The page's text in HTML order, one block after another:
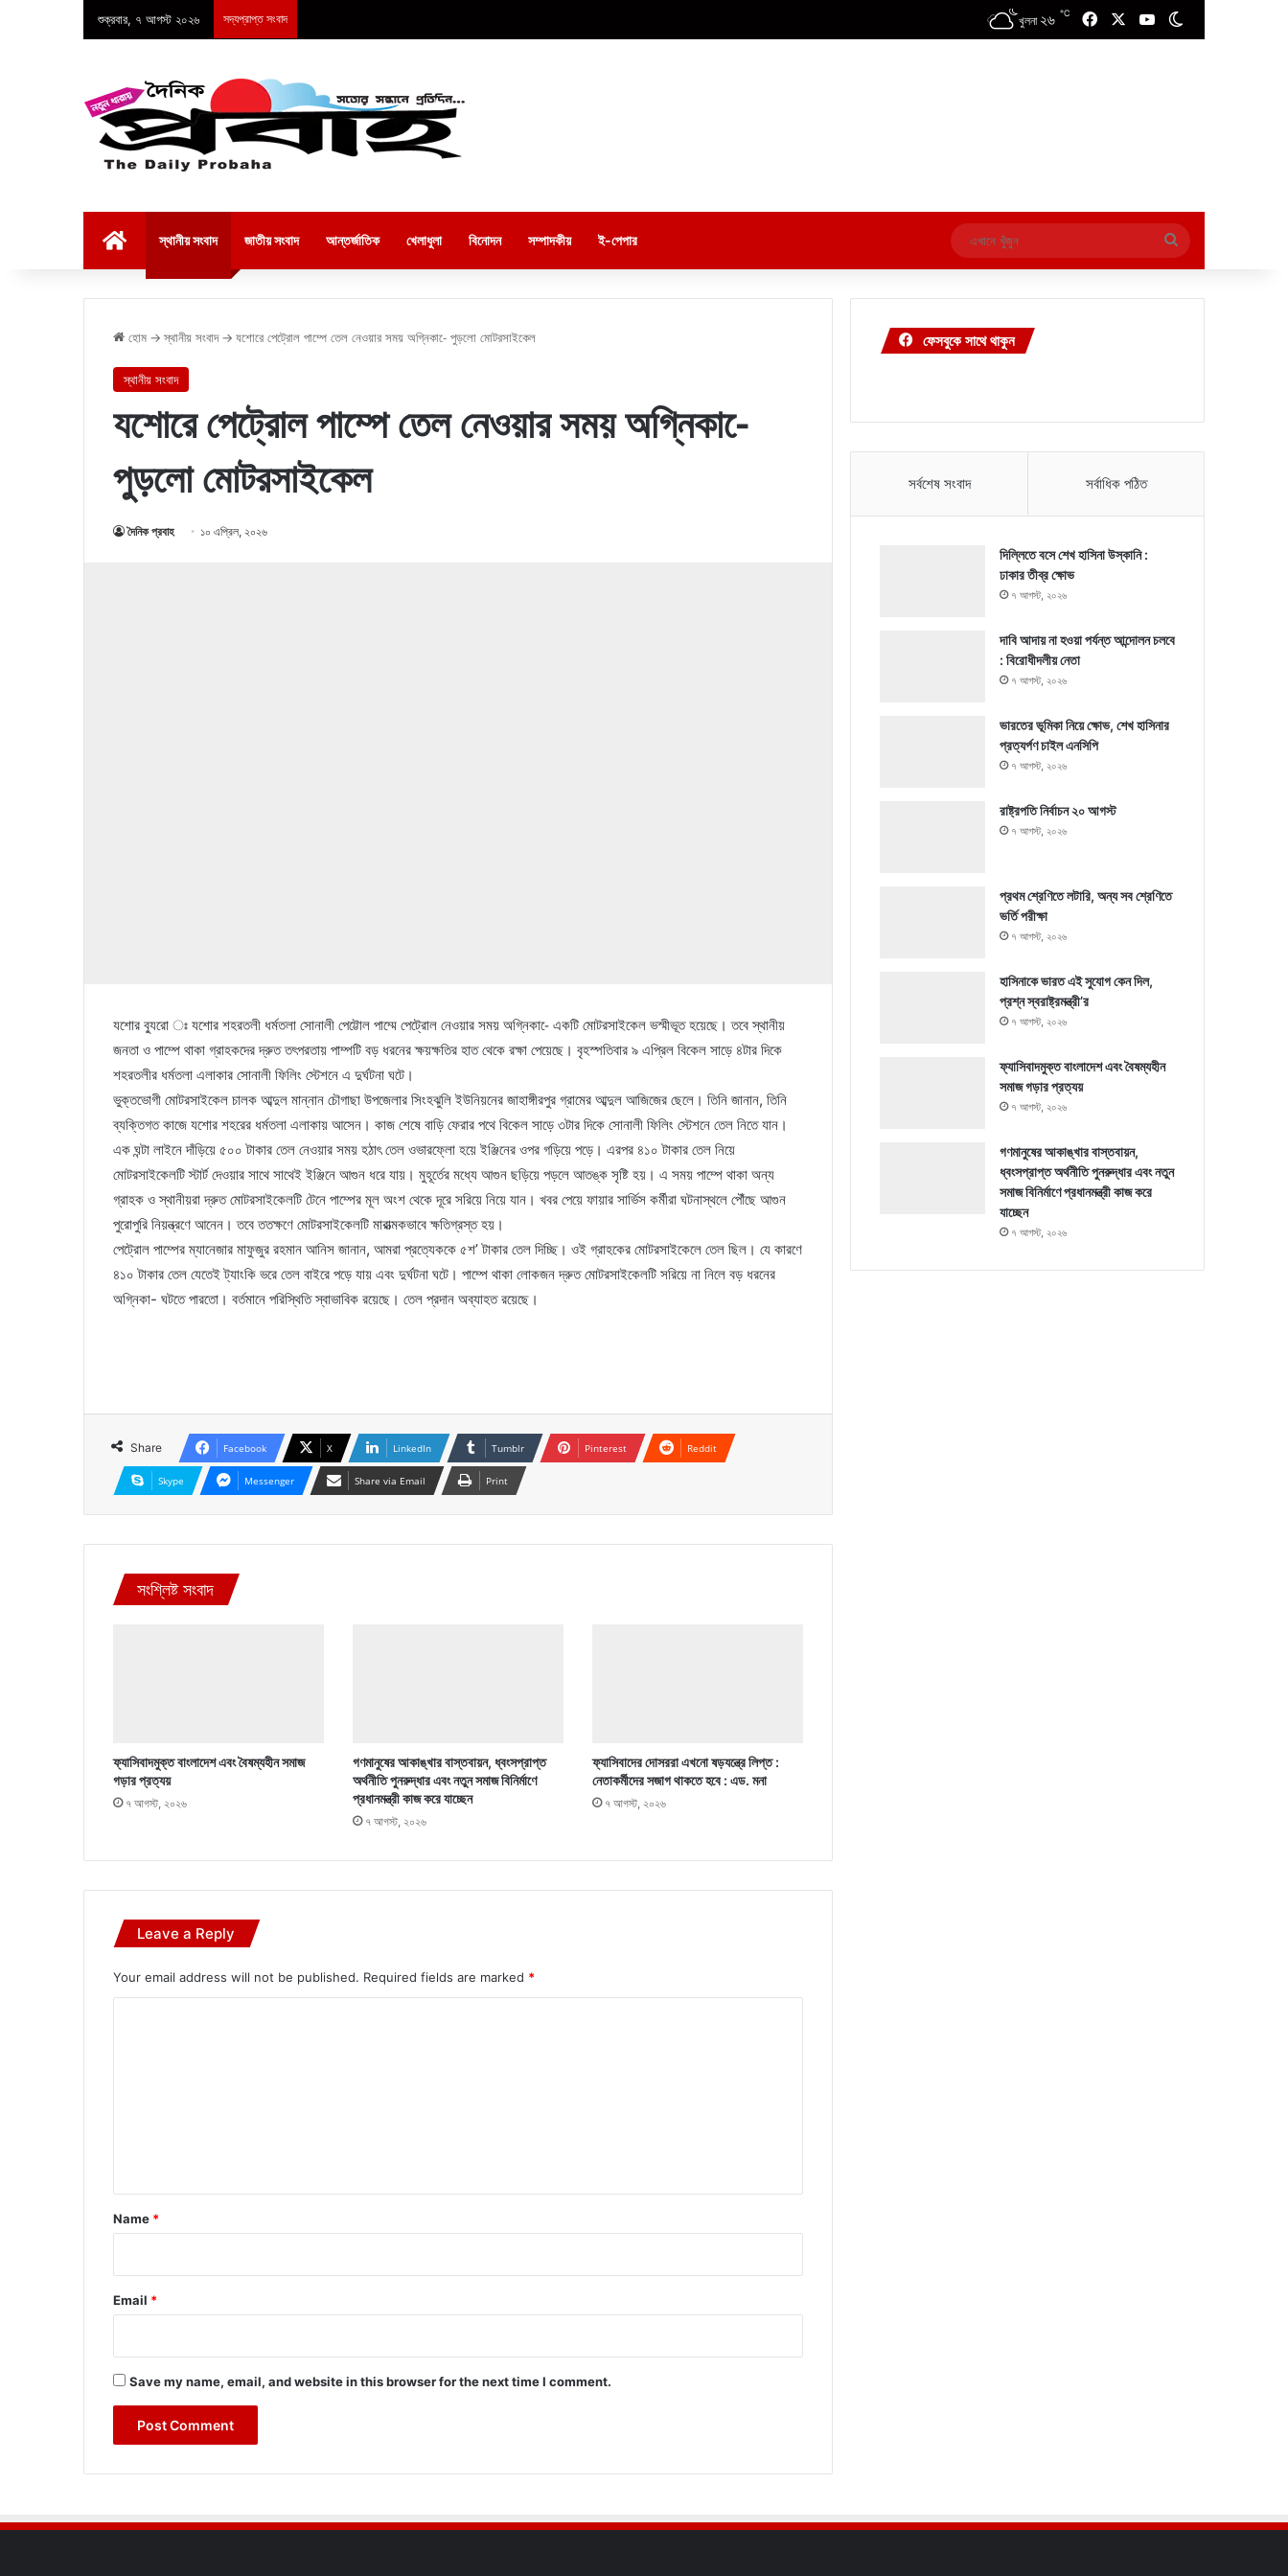
শুক্রবার, ৭ আগস্ট ২০২৬ সদ্যপ্রাপ্ত সংবাদ খুলনা ২৬ ℃ FacebookYouTube
স্থানীয় সংবাদ জাতীয় সংবাদ আন্তর্জাতিক খেলাধুলা বিনোদন সম্পাদকীয় ই-পেপার
এখানে
খুঁজুন
হোম → স্থানীয় সংবাদ → যশোরে পেট্রোল পাম্পে তেল নেওয়ার সময় অগ্নিকা-ে পুড়লো মোটরসাইকেল
স্থানীয় সংবাদ
যশোরে পেট্রোল পাম্পে তেল নেওয়ার সময় অগ্নিকা-ে
পুড়লো মোটরসাইকেল
দৈনিক প্রবাহ ১০ এপ্রিল, ২০২৬
যশোর ব্যুরো ঃ যশোর শহরতলী ধর্মতলা সোনালী পেট্টোল পাম্মে পেট্রোল নেওয়ার সময় অগ্নিকা-ে একটি মোটরসাইকেল ভস্মীভূত হয়েছে। তবে স্থানীয়
জনতা ও পাম্পে থাকা গ্রাহকদের দ্রুত তৎপরতায় পাম্পটি বড় ধরনের ক্ষয়ক্ষতির হাত থেকে রক্ষা পেয়েছে। বৃহস্পতিবার ৯ এপ্রিল বিকেল সাড়ে ৪টার দিকে
শহরতলীর ধর্মতলা এলাকার সোনালী ফিলিং স্টেশনে এ দুর্ঘটনা ঘটে।
ভুক্তভোগী মোটরসাইকেল চালক আব্দুল মান্নান চৌগাছা উপজেলার সিংহঝুলি ইউনিয়নের জাহাঙ্গীরপুর গ্রামের আব্দুল আজিজের ছেলে। তিনি জানান, তিনি
ব্যক্তিগত কাজে যশোর শহরের ধর্মতলা এলাকায় আসেন। কাজ শেষে বাড়ি ফেরার পথে বিকেল সাড়ে ৩টার দিকে সোনালী ফিলিং স্টেশনে তেল নিতে যান।
এক ঘন্টা লাইনে দাঁড়িয়ে ৫০০ টাকার তেল নেওয়ার সময় হঠাৎ তেল ওভারফ্লো হয়ে ইঞ্জিনের ওপর গড়িয়ে পড়ে। এরপর ৪১০ টাকার তেল নিয়ে
মোটরসাইকেলটি স্টার্ট দেওয়ার সাথে সাথেই ইঞ্জিনে আগুন ধরে যায়। মুহূর্তের মধ্যে আগুন ছড়িয়ে পড়লে আতঙ্ক সৃষ্টি হয়। এ সময় পাম্পে থাকা অন্য
গ্রাহক ও স্থানীয়রা দ্রুত মোটরসাইকেলটি টেনে পাম্পের মূল অংশ থেকে দূরে সরিয়ে নিয়ে যান। খবর পেয়ে ফায়ার সার্ভিস কর্মীরা ঘটনাস্থলে পৌঁছে আগুন
পুরোপুরি নিয়ন্ত্রণে আনেন। তবে ততক্ষণে মোটরসাইকেলটি মারাত্মকভাবে ক্ষতিগ্রস্ত হয়।
পেট্রোল পাম্পের ম্যানেজার মাফুজুর রহমান আনিস জানান, আমরা প্রত্যেককে ৫শ’ টাকার তেল দিচ্ছি। ওই গ্রাহকের মোটরসাইকেলে তেল ছিল। যে কারণে
৪১০ টাকার তেল যেতেই ট্যাংকি ভরে তেল বাইরে পড়ে যায় এবং দুর্ঘটনা ঘটে। পাম্পে থাকা লোকজন দ্রুত মোটরসাইকেলটি সরিয়ে না নিলে বড় ধরনের
অগ্নিকা- ঘটতে পারতো। বর্তমানে পরিস্থিতি স্বাভাবিক রয়েছে। তেল প্রদান অব্যাহত রয়েছে।
Share Facebook X LinkedIn Tumblr Pinterest Reddit
Skype Messenger Share via Email Print
সংশ্লিষ্ট সংবাদ
ফ্যাসিবাদমুক্ত বাংলাদেশ এবং বৈষম্যহীন সমাজ
গড়ার প্রত্যয়
৭ আগস্ট, ২০২৬
গণমানুষের আকাঙ্খার বাস্তবায়ন, ধ্বংসপ্রাপ্ত
অর্থনীতি পুনরুদ্ধার এবং নতুন সমাজ বিনির্মাণে
প্রধানমন্ত্রী কাজ করে যাচ্ছেন
৭ আগস্ট, ২০২৬
ফ্যাসিবাদের দোসররা এখনো ষড়যন্ত্রে লিপ্ত :
নেতাকর্মীদের সজাগ থাকতে হবে : এড. মনা
৭ আগস্ট, ২০২৬
Leave a Reply
Your email address will not be published. Required fields are marked *
*
Name *
Email *
Save my name, email, and website in this browser for the next time I comment.
ফেসবুকে সাথে থাকুন
সর্বশেষ সংবাদ সর্বাধিক পঠিত
দিল্লিতে বসে শেখ হাসিনা উস্কানি :
ঢাকার তীব্র ক্ষোভ
৭ আগস্ট, ২০২৬
দাবি আদায় না হওয়া পর্যন্ত আন্দোলন চলবে
: বিরোধীদলীয় নেতা
৭ আগস্ট, ২০২৬
ভারতের ভূমিকা নিয়ে ক্ষোভ, শেখ হাসিনার
প্রত্যর্পণ চাইল এনসিপি
৭ আগস্ট, ২০২৬
রাষ্ট্রপতি নির্বাচন ২০ আগস্ট
৭ আগস্ট, ২০২৬
প্রথম শ্রেণিতে লটারি, অন্য সব শ্রেণিতে
ভর্তি পরীক্ষা
৭ আগস্ট, ২০২৬
হাসিনাকে ভারত এই সুযোগ কেন দিল,
প্রশ্ন স্বরাষ্ট্রমন্ত্রী’র
৭ আগস্ট, ২০২৬
ফ্যাসিবাদমুক্ত বাংলাদেশ এবং বৈষম্যহীন
সমাজ গড়ার প্রত্যয়
৭ আগস্ট, ২০২৬
গণমানুষের আকাঙ্খার বাস্তবায়ন,
ধ্বংসপ্রাপ্ত অর্থনীতি পুনরুদ্ধার এবং নতুন
সমাজ বিনির্মাণে প্রধানমন্ত্রী কাজ করে
যাচ্ছেন
৭ আগস্ট, ২০২৬